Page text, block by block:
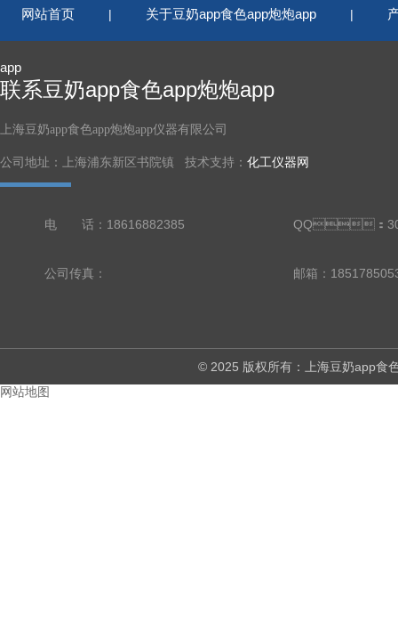
网站首页 | 关于豆奶app食色app炮炮app |
app
联系豆奶app食色app炮炮app
上海豆奶app食色app炮炮app仪器有限公司
公司地址：上海浦东新区书院镇 技术支持： 化工仪器网
电 话：18616882385 QQ：
公司传真： 邮箱：
© 2025 版权所有：上海豆奶app
网站地图